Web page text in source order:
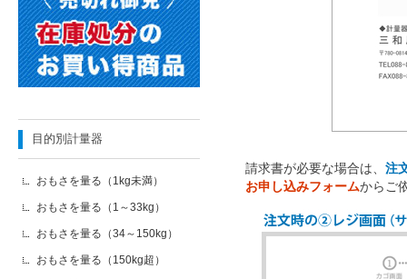
請求書が必要な場合は、 注
お申し込みフォームからご
目的別計量器
おもさを量る（1kg未満）
おもさを量る（1～33kg）
おもさを量る（34～150kg）
おもさを量る（150kg超）